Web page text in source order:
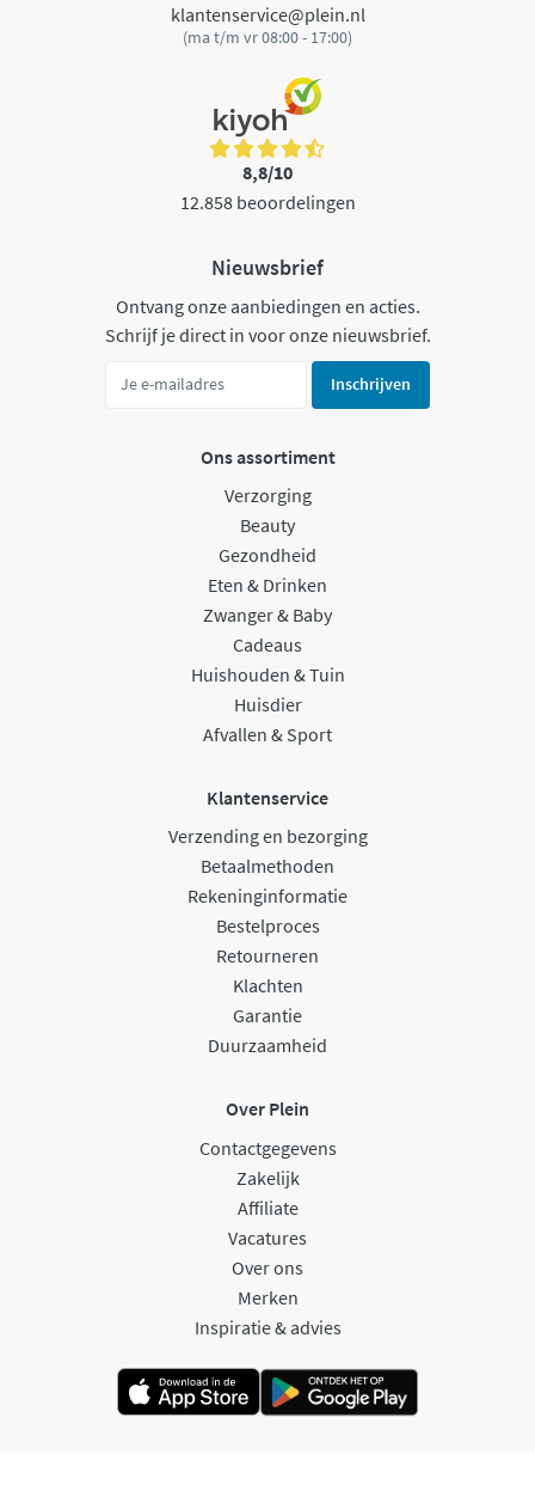
klantenservice@plein.nl
(ma t/m vr 08:00 - 17:00)
8,8/10
12.858 beoordelingen
Nieuwsbrief
Ontvang onze aanbiedingen en acties.
Schrijf je direct in voor onze nieuwsbrief.
Inschrijven
Ons assortiment
Verzorging
Beauty
Gezondheid
Eten & Drinken
Zwanger & Baby
Cadeaus
Huishouden & Tuin
Huisdier
Afvallen & Sport
Klantenservice
Verzending en bezorging
Betaalmethoden
Rekeninginformatie
Bestelproces
Retourneren
Klachten
Garantie
Duurzaamheid
Over Plein
Contactgegevens
Zakelijk
Affiliate
Vacatures
Over ons
Merken
Inspiratie & advies